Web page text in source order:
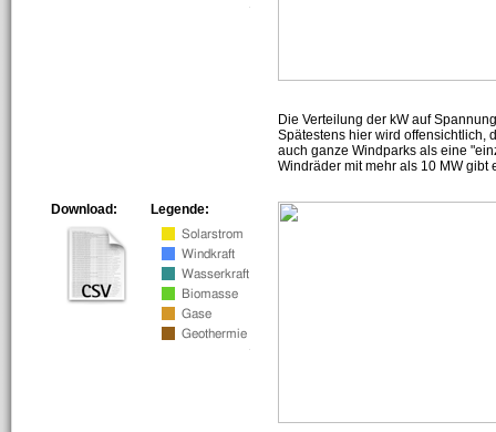
Die Verteilung der kW auf
Spätestens hier wird offensichtlich,
auch ganze Windparks als eine
Windräder mit mehr als 10 MW gibt
Legende:
Download: